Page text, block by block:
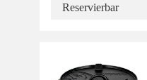
Reservierbar